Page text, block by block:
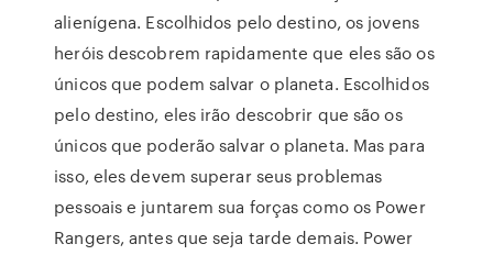
alienígena. Escolhidos pelo destino, os jovens
heróis descobrem rapidamente que eles são os
únicos que podem salvar o planeta. Escolhidos
pelo destino, eles irão descobrir que são os
únicos que poderão salvar o planeta. Mas para
isso, eles devem superar seus problemas
pessoais e juntarem sua forças como os Power
Rangers, antes que seja tarde demais. Power